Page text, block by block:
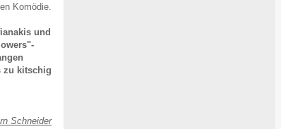
Komödie.
und
zu kitschig
Schneider